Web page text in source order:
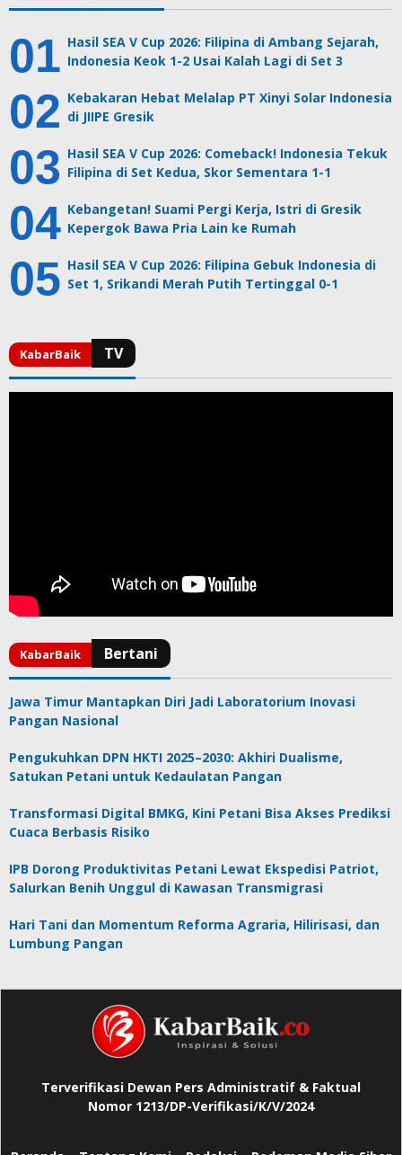
Hasil SEA V Cup 2026: Filipina di Ambang Sejarah,
Indonesia Keok 1-2 Usai Kalah Lagi di Set 3
Kebakaran Hebat Melalap PT Xinyi Solar Indonesia
di JIIPE Gresik
Hasil SEA V Cup 2026: Comeback! Indonesia Tekuk
Filipina di Set Kedua, Skor Sementara 1-1
Kebangetan! Suami Pergi Kerja, Istri di Gresik
Kepergok Bawa Pria Lain ke Rumah
Hasil SEA V Cup 2026: Filipina Gebuk Indonesia di
Set 1, Srikandi Merah Putih Tertinggal 0-1
Jawa Timur Mantapkan Diri Jadi Laboratorium Inovasi
Pangan Nasional
Pengukuhkan DPN HKTI 2025–2030: Akhiri Dualisme,
Satukan Petani untuk Kedaulatan Pangan
Transformasi Digital BMKG, Kini Petani Bisa Akses Prediksi
Cuaca Berbasis Risiko
IPB Dorong Produktivitas Petani Lewat Ekspedisi Patriot,
Salurkan Benih Unggul di Kawasan Transmigrasi
Hari Tani dan Momentum Reforma Agraria, Hilirisasi, dan
Lumbung Pangan
Terverifikasi Dewan Pers Administratif & Faktual
Nomor 1213/DP-Verifikasi/K/V/2024